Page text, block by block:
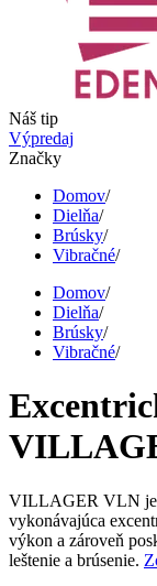
Náš tip
Výpredaj
Značky
Domov/
Dielňa/
Brúsky/
Vibračné/
Domov/
Dielňa/
Brúsky/
Vibračné/
VILLAGER VLN je
vykonávajúca
výkon a zároveň
leštenie a brúsenie.